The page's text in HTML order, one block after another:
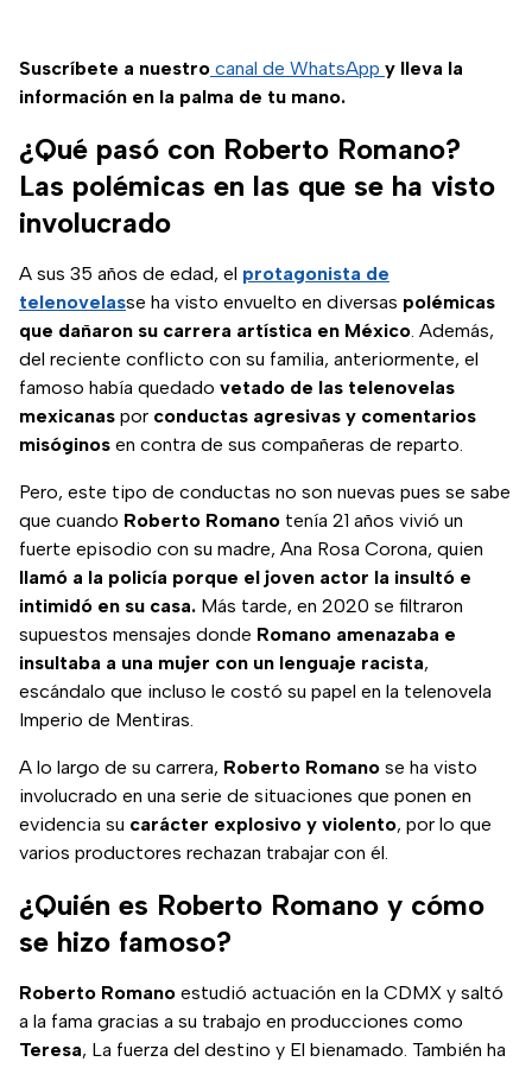
Suscríbete a nuestro canal de WhatsApp y lleva la
información en la palma de tu mano.
¿Qué pasó con Roberto Romano?
Las polémicas en las que se ha visto
involucrado
A sus 35 años de edad, el protagonista de
telenovelasse ha visto envuelto en diversas polémicas
que dañaron su carrera artística en México. Además,
del reciente conflicto con su familia, anteriormente, el
famoso había quedado vetado de las telenovelas
mexicanas por conductas agresivas y comentarios
misóginos en contra de sus compañeras de reparto.
Pero, este tipo de conductas no son nuevas pues se sabe
que cuando Roberto Romano tenía 21 años vivió un
fuerte episodio con su madre, Ana Rosa Corona, quien
llamó a la policía porque el joven actor la insultó e
intimidó en su casa. Más tarde, en 2020 se filtraron
supuestos mensajes donde Romano amenazaba e
insultaba a una mujer con un lenguaje racista,
escándalo que incluso le costó su papel en la telenovela
Imperio de Mentiras.
A lo largo de su carrera, Roberto Romano se ha visto
involucrado en una serie de situaciones que ponen en
evidencia su carácter explosivo y violento, por lo que
varios productores rechazan trabajar con él.
¿Quién es Roberto Romano y cómo
se hizo famoso?
Roberto Romano estudió actuación en la CDMX y saltó
a la fama gracias a su trabajo en producciones como
Teresa, La fuerza del destino y El bienamado. También ha